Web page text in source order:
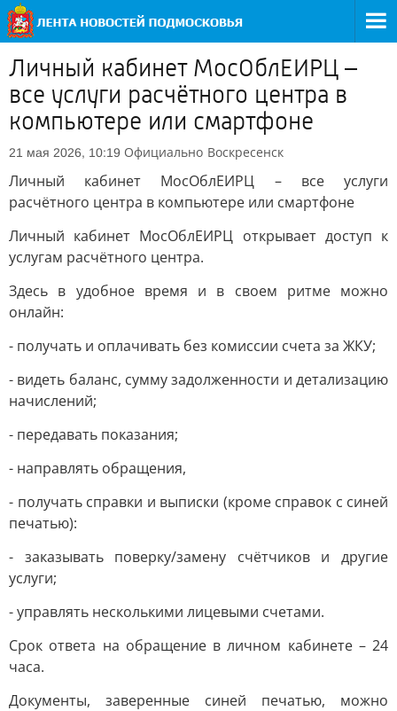
Личный кабинет МосОблЕИРЦ –
все услуги расчётного центра в
компьютере или смартфоне
21 мая 2026, 10:19 Официально Воскресенск
Личный кабинет МосОблЕИРЦ – все услуги
расчётного центра в компьютере или смартфоне
Личный кабинет МосОблЕИРЦ открывает доступ к
услугам расчётного центра.
Здесь в удобное время и в своем ритме можно
онлайн:
- получать и оплачивать без комиссии счета за ЖКУ;
- видеть баланс, сумму задолженности и детализацию
начислений;
- передавать показания;
- направлять обращения,
- получать справки и выписки (кроме справок с синей
печатью):
- заказывать поверку/замену счётчиков и другие
услуги;
- управлять несколькими лицевыми счетами.
Срок ответа на обращение в личном кабинете – 24
часа.
Документы, заверенные синей печатью, можно